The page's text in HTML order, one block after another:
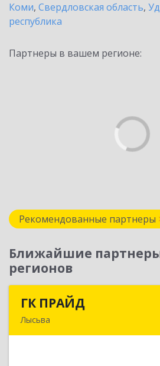
Коми, Свердловская область,
республика
Партнеры в вашем регионе:
Рекомендованные партнеры
Ближайшие
регионов
ГК ПРАЙД
Лысьва